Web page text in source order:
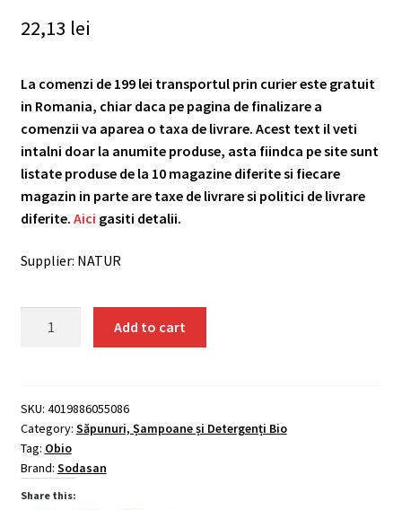
22,13 lei
La comenzi de 199 lei transportul prin curier este gratuit
in Romania, chiar daca pe pagina de finalizare a
comenzii va aparea o taxa de livrare. Acest text il veti
intalni doar la anumite produse, asta fiindca pe site sunt
listate produse de la 10 magazine diferite si fiecare
magazin in parte are taxe de livrare si politici de livrare
diferite. Aici gasiti detalii.
Supplier: NATUR
Pete
Pe
Baza
De
Oxigen
Add to cart
SKU: 4019886055086
Category: Săpunuri, Șampoane și Detergenți Bio
Tag: Obio
Brand: Sodasan
Share this: